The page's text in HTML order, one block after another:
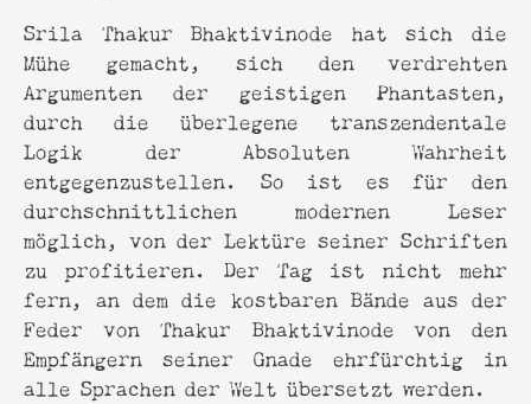
Srila Thakur Bhaktivinode hat sich die
Mühe gemacht, sich den verdrehten
Argumenten der geistigen Phantasten,
durch die überlegene transzendentale
Logik der Absoluten Wahrheit
entgegenzustellen. So ist es für den
durchschnittlichen modernen Leser
möglich, von der Lektüre seiner Schriften
zu profitieren. Der Tag ist nicht mehr
fern, an dem die kostbaren Bände aus der
Feder von Thakur Bhaktivinode von den
Empfängern seiner Gnade ehrfürchtig in
alle Sprachen der Welt übersetzt werden.